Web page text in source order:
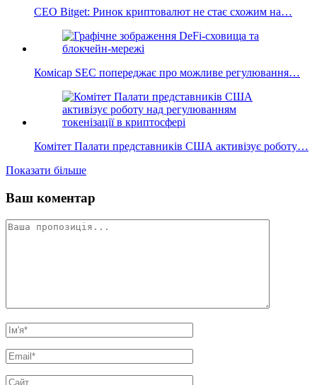
CEO Bitget: Ринок криптовалют не стає схожим на…
Комісар SEC попереджає про можливе регулювання…
Комітет Палати представників США активізує роботу…
Показати більше
Ваш коментар